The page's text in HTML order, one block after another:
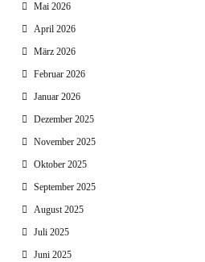
Mai 2026
April 2026
März 2026
Februar 2026
Januar 2026
Dezember 2025
November 2025
Oktober 2025
September 2025
August 2025
Juli 2025
Juni 2025